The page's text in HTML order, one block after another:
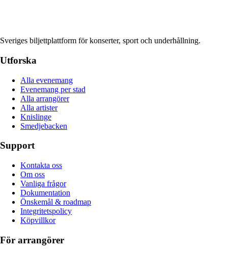
Sveriges biljettplattform för konserter, sport och underhållning.
Utforska
Alla evenemang
Evenemang per stad
Alla arrangörer
Alla artister
Knislinge
Smedjebacken
Support
Kontakta oss
Om oss
Vanliga frågor
Dokumentation
Önskemål & roadmap
Integritetspolicy
Köpvillkor
För arrangörer